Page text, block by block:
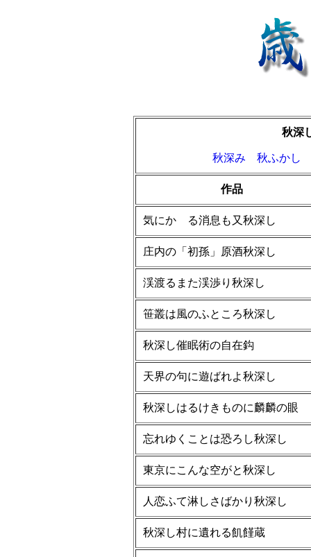
秋深
秋深み 秋ふかし
作品
気にかゝる消息も又秋深し
庄内の「初孫」原酒秋深し
渓渡るまた渓渉り秋深し
笹叢は風のふところ秋深し
秋深し催眠術の自在鈎
天界の句に遊ばれよ秋深し
秋深しはるけきものに麟麟の眼
忘れゆくことは恐ろし秋深し
東京にこんな空がと秋深し
人恋ふて淋しさばかり秋深し
秋深し村に遺れる飢饉蔵